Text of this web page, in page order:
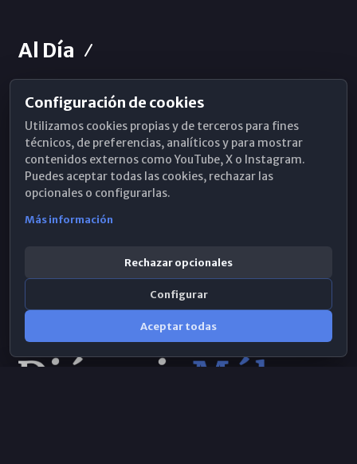
Al Día
Horarios de Misa
Hemeroteca
WhatsApp
Configuración de cookies
Utilizamos cookies propias y de terceros para fines
técnicos, de preferencias, analíticos y para mostrar
contenidos externos como YouTube, X o Instagram.
Puedes aceptar todas las cookies, rechazar las
opcionales o configurarlas.
Más información
Rechazar opcionales
Configurar
Aceptar todas